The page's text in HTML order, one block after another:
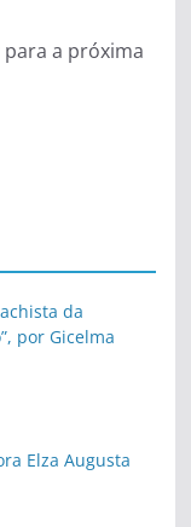
a próxima
da
por Gicelma
Elza Augusta